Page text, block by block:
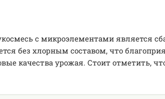
с микроэлементами является
без хлорным составом, что
качества урожая. Стоит отметить,